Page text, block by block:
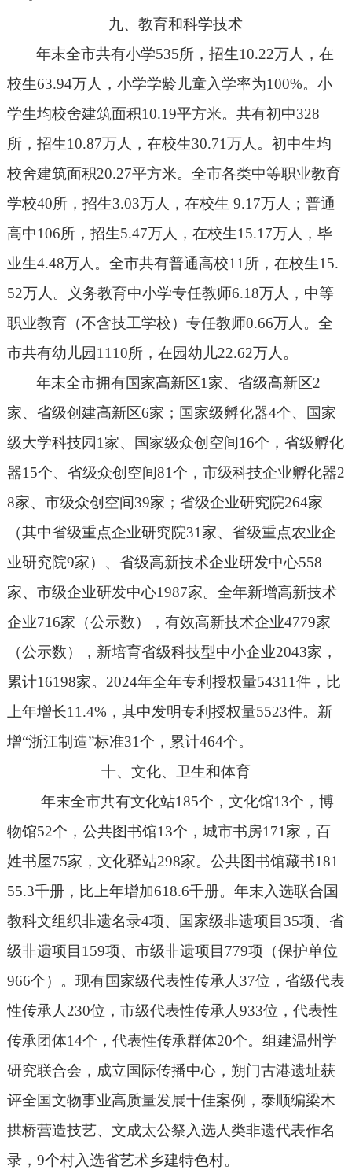
九、教育和科学技术
年末全市共有小学535所，招生10.22万人，在
校生63.94万人，小学学龄儿童入学率为100%。小
学生均校舍建筑面积10.19平方米。共有初中328
所，招生10.87万人，在校生30.71万人。初中生均
校舍建筑面积20.27平方米。全市各类中等职业教育
学校40所，招生3.03万人，在校生 9.17万人；普通
高中106所，招生5.47万人，在校生15.17万人，毕
业生4.48万人。全市共有普通高校11所，在校生15.
52万人。义务教育中小学专任教师6.18万人，中等
职业教育（不含技工学校）专任教师0.66万人。全
市共有幼儿园1110所，在园幼儿22.62万人。
年末全市拥有国家高新区1家、省级高新区2
家、省级创建高新区6家；国家级孵化器4个、国家
级大学科技园1家、国家级众创空间16个，省级孵化
器15个、省级众创空间81个，市级科技企业孵化器2
8家、市级众创空间39家；省级企业研究院264家
（其中省级重点企业研究院31家、省级重点农业企
业研究院9家）、省级高新技术企业研发中心558
家、市级企业研发中心1987家。全年新增高新技术
企业716家（公示数），有效高新技术企业4779家
（公示数），新培育省级科技型中小企业2043家，
累计16198家。 2024年全年专利授权量54311件，比
上年增长11.4%，其中发明专利授权量5523件。新
增“浙江制造”标准31个，累计464个。
十、文化、卫生和体育
年末全市共有文化站185个，文化馆13个，博
物馆52个，公共图书馆13个，城市书房171家，百
姓书屋75家，文化驿站298家。公共图书馆藏书181
55.3千册，比上年增加618.6千册。年末入选联合国
教科文组织非遗名录4项、国家级非遗项目 35项、省
级非遗项目 159项、市级非遗项目 779项（保护单位
966个）。现有国家级代表性传承人37位，省级代表
性传承人230位，市级代表性传承人933位，代表性
传承团体14个，代表性传承群体20个。组建温州学
研究联合会，成立国际传播中心，朔门古港遗址获
评全国文物事业高质量发展十佳案例，泰顺编梁木
拱桥营造技艺、文成太公祭入选人类非遗代表作名
录， 9个村入选省艺术乡建特色村。